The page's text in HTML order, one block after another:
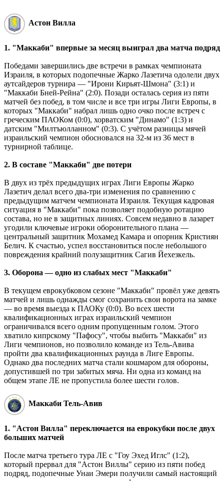
Астон Вилла
1. "Маккаби" впервые за месяц выиграл два матча подряд
Победами завершились две встречи в рамках чемпионата
Израиля, в которых подопечные Жарко Лазетича одолели двух
аутсайдеров турнира — "Ирони Кирьят-Шмона" (3:1) и
"Маккаби Бней-Рейна" (2:0). Позади осталась серия из пяти
матчей без побед, в том числе и все три игры Лиги Европы, в
которых "Маккаби" набрал лишь одно очко после встреч с
греческим ПАОКом (0:0), хорватским "Динамо" (1:3) и
датским "Милтъюлланном" (0:3). С учётом разницы мячей
израильский чемпион обосновался на 32-м из 36 мест в
турнирной таблице.
2. В составе "Маккаби" две потери
В двух из трёх предыдущих играх Лиги Европы Жарко
Лазетич делал всего два-три изменения по сравнению с
предыдущим матчем чемпионата Израиля. Текущая кадровая
ситуация в "Маккаби" пока позволяет подобную ротацию
состава, но не в защитных линиях. Совсем недавно в лазарет
угодили ключевые игроки оборонительного плана —
центральный защитник Мохамед Камара и опорник Кристиян
Белич. К счастью, успел восстановиться после небольшого
повреждения крайний полузащитник Сагив Йехезкель.
3. Оборона — одно из слабых мест "Маккаби"
В текущем еврокубковом сезоне "Маккаби" провёл уже девять
матчей и лишь однажды смог сохранить свои ворота на замке
— во время выезда к ПАОКу (0:0). Во всех шести
квалификационных играх израильский чемпион
ограничивался всего одним пропущенным голом. Этого
хватило кипрскому "Пафосу", чтобы выбить "Маккаби" из
Лиги чемпионов, но позволило команде из Тель-Авива
пройти два квалификационных раунда в Лиге Европы.
Однако два последних матча стали кошмаром для обороны,
допустившей по три забитых мяча. Ни одна из команд на
общем этапе ЛЕ не пропустила более шести голов.
Маккаби Тель-Авив
1. "Астон Вилла" переключается на еврокубки после двух
больших матчей
После матча третьего тура ЛЕ с "Гоу Эхед Иглс" (1:2),
который прервал для "Астон Виллы" серию из пяти побед
подряд, подопечные Унаи Эмери получили самый настоящий